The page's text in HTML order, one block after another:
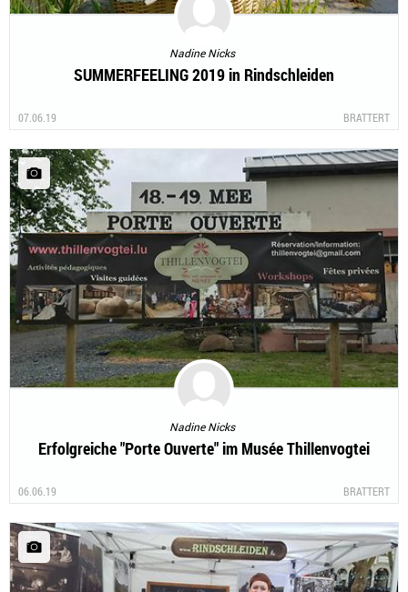
Nadine Nicks
SUMMERFEELING 2019 in Rindschleiden
07.06.19 BRATTERT
Nadine Nicks
Erfolgreiche "Porte Ouverte" im Musée Thillenvogtei
06.06.19 BRATTERT